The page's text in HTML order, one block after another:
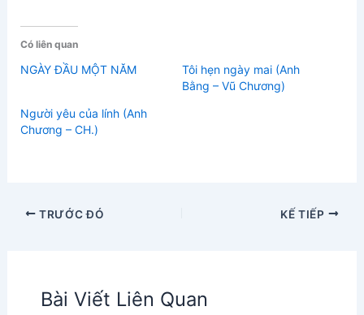
Có liên quan
NGÀY ĐẦU MỘT NĂM
Tôi hẹn ngày mai (Anh
Bằng – Vũ Chương)
Người yêu của lính (Anh
Chương – CH.)
TRƯỚC ĐÓ KẾ TIẾP
Bài Viết Liên Quan